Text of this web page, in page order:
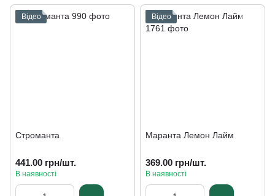
Відео
Строманта
441.00 грн/шт.
В наявності
Відео
Маранта Лемон Лайм
369.00 грн/шт.
В наявності